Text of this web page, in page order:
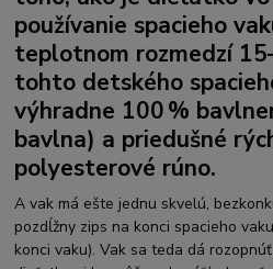
používanie spacieho
teplotnom rozmedzí
tohto detského
výhradne 100 %
bavlna) a priedušné
polyesterové rúno.
A vak má ešte jednu skvelú,
pozdĺžny zips na konci spacieho
konci vaku). Vak sa teda dá